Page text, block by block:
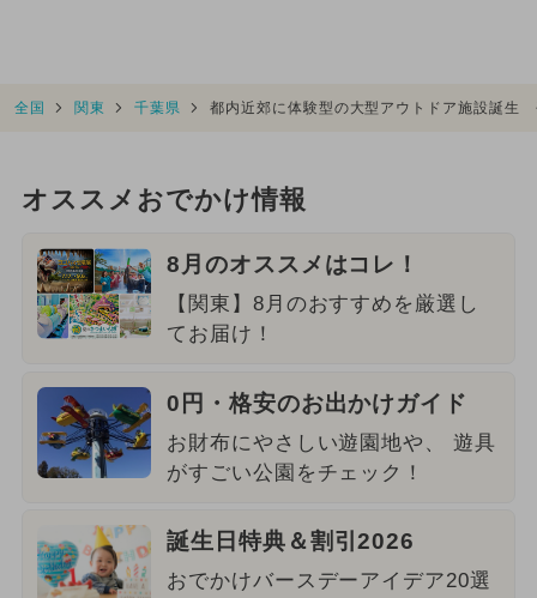
全国 関東 千葉県 都内近郊に体験型の大型アウトドア施設誕生
オススメおでかけ情報
8月のオススメはコレ！
【関東】8月のおすすめを厳選し
てお届け！
0円・格安のお出かけガイド
お財布にやさしい遊園地や、 遊具
がすごい公園をチェック！
誕生日特典＆割引2026
おでかけバースデーアイデア20選